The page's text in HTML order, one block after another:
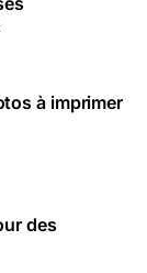
à imprimer
des